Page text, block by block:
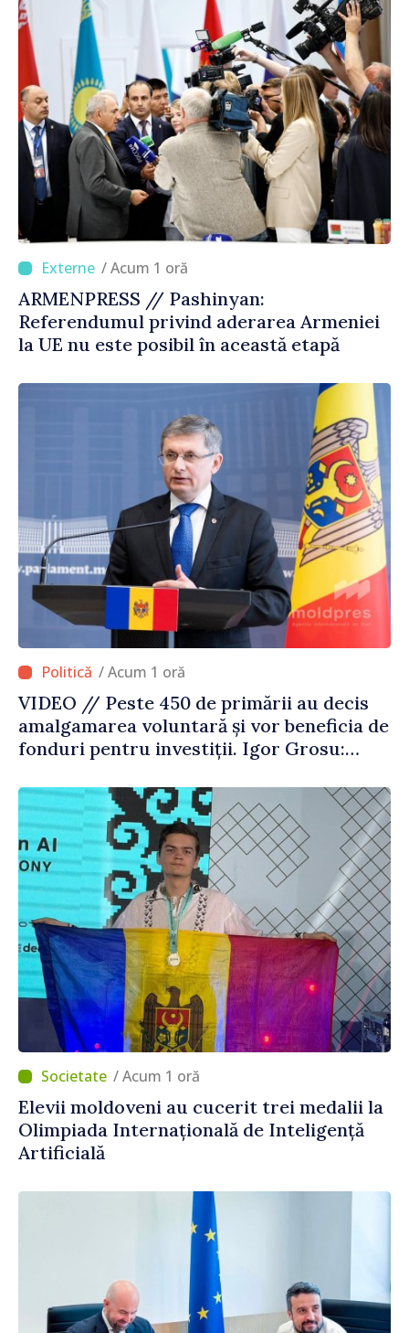
/ Acum 1 oră
ARMENPRESS // Pashinyan:
Referendumul privind aderarea Armeniei
la UE nu este posibil în această etapă
/ Acum 1 oră
VIDEO // Peste 450 de primării au decis
amalgamarea voluntară și vor beneficia de
fonduri pentru investiții. Igor Grosu:
dăm o șansă localităților să se dezvolte”
/ Acum 1 oră
Elevii moldoveni au cucerit trei medalii la
Olimpiada Internațională de Inteligență
Artificială